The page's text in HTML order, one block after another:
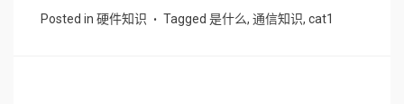
Posted in 硬件知识 Tagged 是什么, 通信知识, cat1